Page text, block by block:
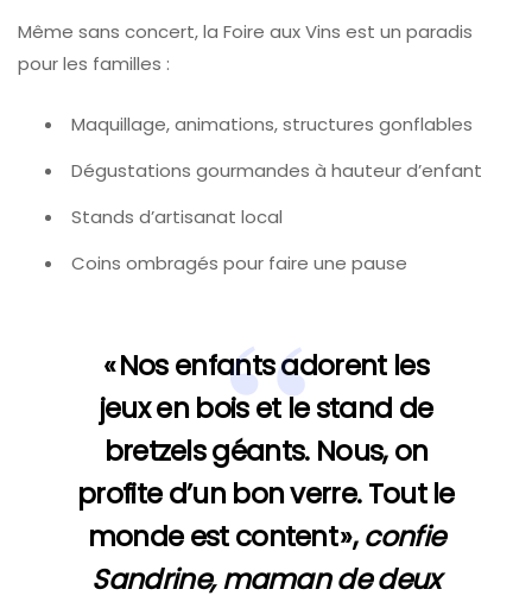
Même sans concert, la Foire aux Vins est un paradis
pour les familles :
Maquillage, animations, structures gonflables
Dégustations gourmandes à hauteur d’enfant
Stands d’artisanat local
Coins ombragés pour faire une pause
« Nos enfants adorent les
jeux en bois et le stand de
bretzels géants. Nous, on
profite d’un bon verre. Tout le
monde est content »,confie
Sandrine, maman de deux